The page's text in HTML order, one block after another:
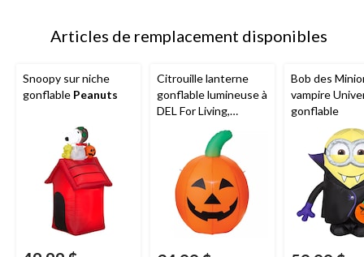
Articles de remplacement disponibles
Snoopy sur niche
gonflable Peanuts
Citrouille lanterne
gonflable lumineuse à
DEL For Living,
orange, 3,5 pi,
décoration
d'extérieur
autogonflante pour
l'Halloween
Bob des
vampire
gonflable